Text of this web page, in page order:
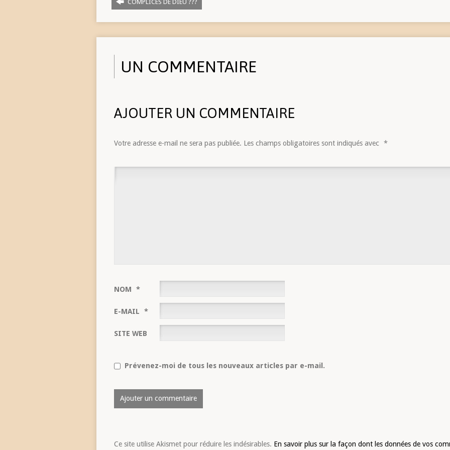
COMPLICES DE DIEU ???
UN COMMENTAIRE
AJOUTER UN COMMENTAIRE
Votre adresse e-mail ne sera pas publiée. Les champs obligatoires sont indiqués avec *
NOM *
E-MAIL *
SITE WEB
Prévenez-moi de tous les nouveaux articles par e-mail.
Ce site utilise Akismet pour réduire les indésirables. En savoir plus sur la façon dont les données de vos